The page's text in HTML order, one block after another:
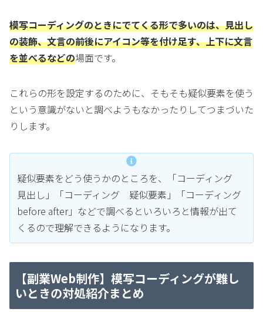
模写コーディングのときにでてくる形で多いのは、見出し
の装飾、文言の前後にアイコン等を付け足す、上下に文言
を並べるなどの場面です。
これらの形を設定するのために、そもそも疑似要素を使う
という意識がないと調べようもなかったりしてつまづいた
りします。
疑似要素をどう使うかのところを、「コーディング
見出し」「コーディング 疑似要素」「コーディング
before after」などで調べるといろいろと情報が出て
くるので理解できるようになります。
【副業Web制作】模写コーディングが難し
いときの対処紹介まとめ